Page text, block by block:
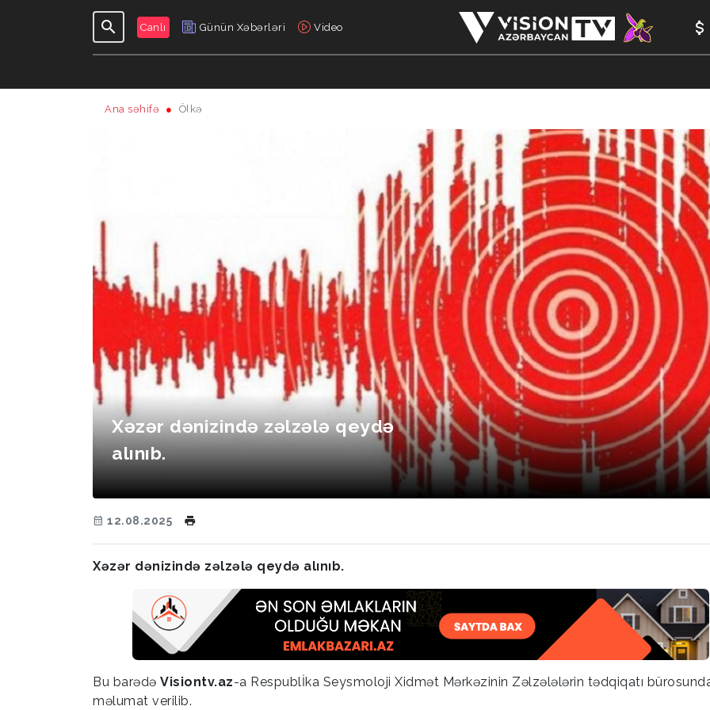
Canlı Günün Xəbərləri Video
GÜNDƏLIK
Ana səhifə Ölkə
Xəzər dənizində zəlzələ qeydə
alınıb.
12.08.2025
Xəzər dənizində zəlzələ qeydə alınıb.
Bu barədə Visiontv.az-a Respublİka Seysmoloji Xidmət Mərkəzinin Zəlzələlərin tədqiqatı
məlumat verilib.